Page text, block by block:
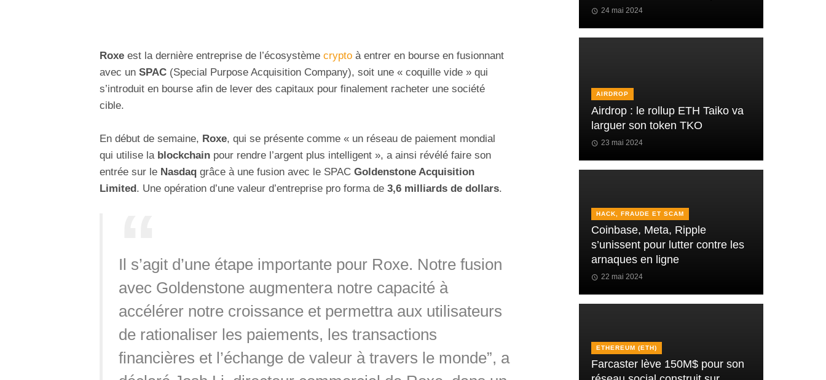
Roxe est la dernière entreprise de l’écosystème crypto à entrer en bourse en fusionnant
avec un SPAC (Special Purpose Acquisition Company), soit une « coquille vide » qui
s’introduit en bourse afin de lever des capitaux pour finalement racheter une société
cible.
En début de semaine, Roxe, qui se présente comme « un réseau de paiement mondial
qui utilise la blockchain pour rendre l’argent plus intelligent », a ainsi révélé faire son
entrée sur le Nasdaq grâce à une fusion avec le SPAC Goldenstone Acquisition
Limited . Une opération d’une valeur d’entreprise pro forma de 3,6 milliards de dollars.
Il s’agit d’une étape importante pour Roxe. Notre fusion
avec Goldenstone augmentera notre capacité à
accélérer notre croissance et permettra aux utilisateurs
de rationaliser les paiements, les transactions
financières et l’échange de valeur à travers le monde”, a
24 mai 2024
AIRDROP
Airdrop : le rollup ETH Taiko va
larguer son token TKO
23 mai 2024
HACK, FRAUDE ET SCAM
Coinbase, Meta, Ripple
s’unissent pour lutter contre les
arnaques en ligne
22 mai 2024
ETHEREUM (ETH)
Farcaster lève 150M$ pour son